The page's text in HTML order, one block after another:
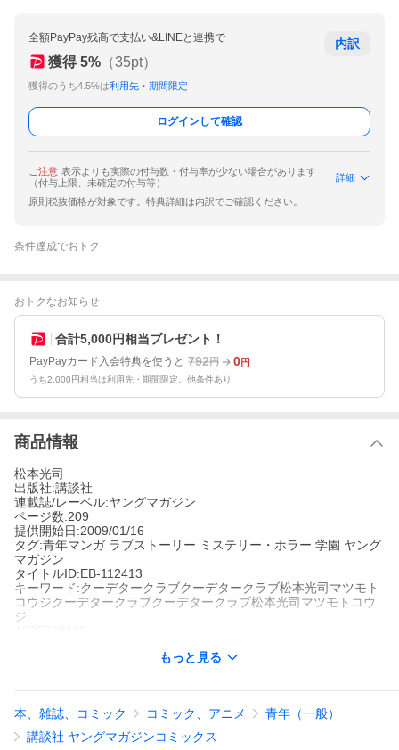
全額PayPay残高で支払い&LINEと連携で
獲得 5% （35pt）
獲得のうち4.5%は利用先・期間限定
内訳
ログインして確認
ご注意 表示よりも実際の付与数・付与率が少ない場合があります
（付与上限、未確定の付与等）
詳細
原則税抜価格が対象です。特典詳細は内訳でご確認ください。
条件達成でおトク
おトクなお知らせ
合計5,000円相当プレゼント！
PayPayカード入会特典を使うと 792円 0円
うち2,000円相当は利用先・期間限定。他条件あり
商品情報
松本光司
出版社:講談社
連載誌/レーベル:ヤングマガジン
ページ数:209
提供開始日:2009/01/16
タグ:青年マンガ ラブストーリー ミステリー・ホラー 学園 ヤング
マガジン
タイトルID:EB-112413
キーワード:クーデタークラブクーデタークラブ松本光司マツモト
コウジクーデタークラブクーデタークラブ松本光司マツモトコウ
ジ
ジン
「みんなくだらないなァ」。進学高校に通う松崎潤(まつざき・じ
ゅん)は、つまらない学校や友人達に退屈しきっていた。自分自身
もっと見る
本、雑誌、コミック コミック、アニメ
青年（一般）
講談社 ヤングマガジンコミックス